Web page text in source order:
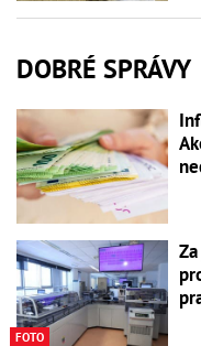
DOBRÉ SPRÁVY
FOTO